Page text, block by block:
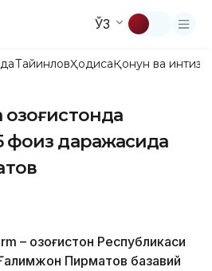
ЎЗ
ТайинловҲодисаҚонун ва
фоиз даражасида
– Қозоғистон Республикаси
Пирматов базавий